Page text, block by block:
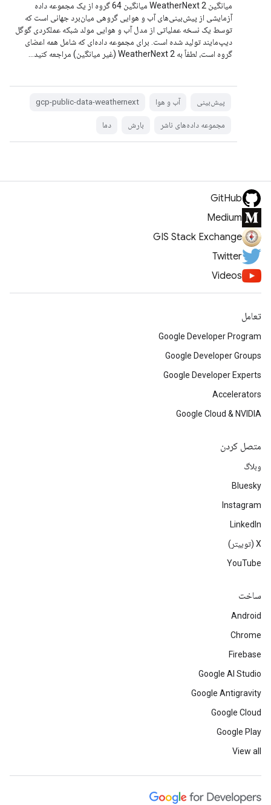
میانگین WeatherNext 2 میانگین 64 گروه از یک مجموعه داده
آزمایشی از پیش‌بینی‌های آب و هوایی گروهی میان‌برد جهانی است که
توسط یک نسخه عملیاتی از مدل آب و هوایی مولد شبکه عملکردی گوگل
دیپ‌مایند تولید شده است. برای مجموعه داده‌ای که شامل همه اعضای
گروه است، لطفاً به WeatherNext 2 (غیر میانگین) مراجعه کنید...
پیش‌بینی آب و هوا gcp-public-data-weathernext
مجموعه داده‌های ناشر بارش دما
GitHub
Medium
GIS Stack Exchange
Twitter
Videos
تعامل
Google Developer Program
Google Developer Groups
Google Developer Experts
Accelerators
Google Cloud & NVIDIA
متصل کردن
وبلاگ
Bluesky
Instagram
LinkedIn
‫X (توییتر)
YouTube
ساخت
Android
Chrome
Firebase
Google AI Studio
Google Antigravity
Google Cloud
Google Play
View all